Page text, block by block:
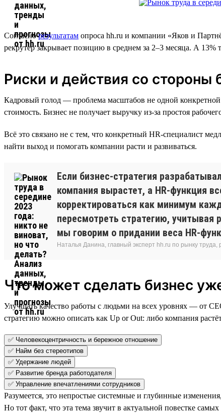
Согласнорезультатам опроса hh.ru и компании «Яков и
рекрутер закрывает позицию в среднем за 2–3 месяца. А
Риски и действия со стороны
Кадровый голод — проблема масштабов не одной конкретной
стоимость. Бизнес не получает выручку из-за простоя
Всё это связано не с тем, что конкретный HR-специалист
найти выход и помогать компании расти и развиваться.
Если бизнес-стратегия
компания вырастет, а HR-функция
корректироваться как минимум
пересмотреть стратегию, учитывая
мы говорим о придании веса HR-
Наталья Данина, главный эксперт hh.ru по рынку
Что может сделать бизнес
Улучшать качество работы с людьми на всех уровнях — от
стратегию можно описать как Up or Out: либо компания
✅ Человекоцентричность и бережное отношение
✅ Найм без стереотипов
✅ Удержание людей
✅ Развитие бренда работодателя
✅ Управление впечатлениями сотрудников
Разумеется, это непростые системные и глубинные
Но тот факт, что эта тема звучит в актуальной повестке